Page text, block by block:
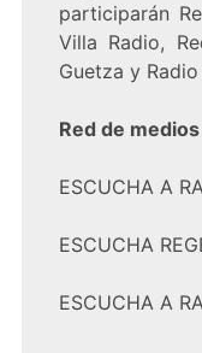
participarán
Villa Radio,
Guetza y
Red de
ESCUCHA A
ESCUCHA
ESCUCHA A